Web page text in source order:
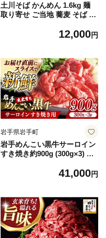
土川そば かんめん 1.6kg 麺
取り寄せ ご当地 蕎麦 そば 小
12,000円
岩手県岩手町
岩手めんこい黒牛サーロイン
すき焼き約900g (300g×3) 国
肉 小分け 冷凍 玄米育ち お肉
41,000円